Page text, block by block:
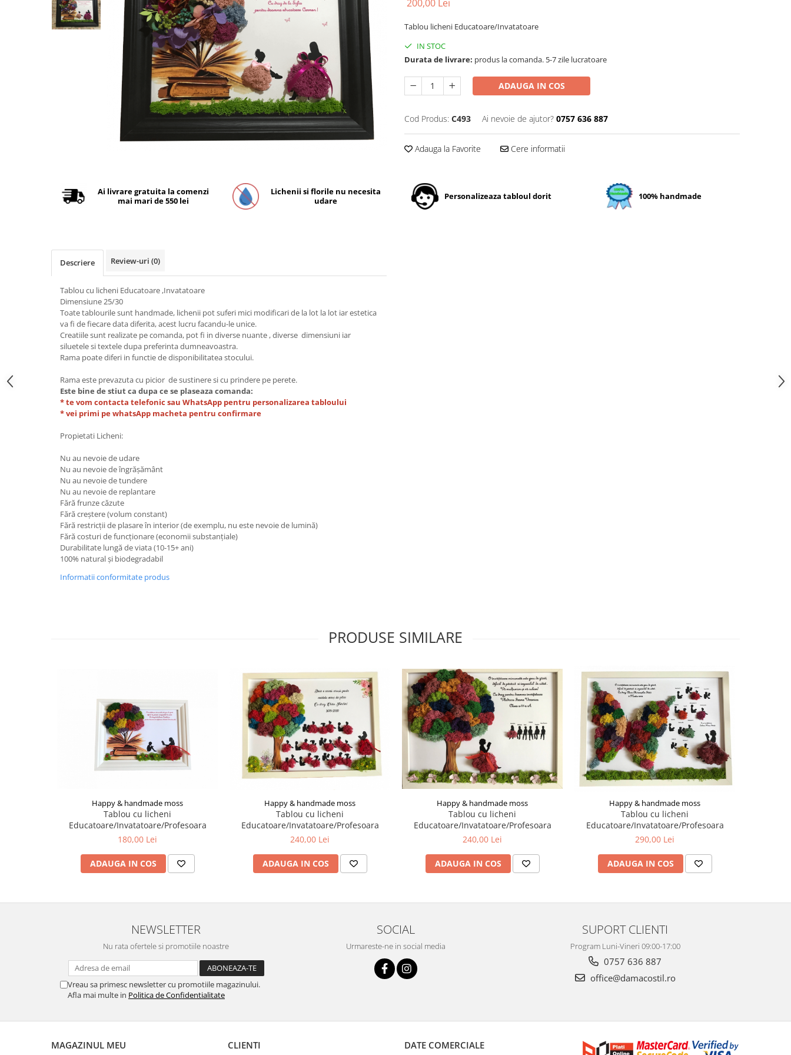
Tablou licheni pentru Barbati
Tablouri cu licheni pe canvas
Tablouri cu licheni pentru Nasi si
Facebook
200,00 Lei
Tablou licheni Educatoare/Invatatoare
IN STOC
Durata de livrare: produs la comanda. 5-7 zile lucratoare
ADAUGA IN COS
Cod Produs: C493 Ai nevoie de ajutor? 0757 636 887
Adauga la Favorite Cere informatii
Ai livrare gratuita la comenzi
mai mari de 550 lei
Lichenii si florile nu necesita
udare
Personalizeaza tabloul dorit 100% handmade
Descriere Review-uri (0)
Tablou cu licheni Educatoare ,Invatatoare
Dimensiune 25/30
Toate tablourile sunt handmade, lichenii pot suferi mici modificari de la lot la lot iar estetica
va fi de fiecare data diferita, acest lucru facandu-le unice.
Creatiile sunt realizate pe comanda, pot fi in diverse nuante , diverse dimensiuni iar
siluetele si textele dupa preferinta dumneavoastra.
Rama poate diferi in functie de disponibilitatea stocului.
Rama este prevazuta cu picior de sustinere si cu prindere pe perete.
Este bine de stiut ca dupa ce se plaseaza comanda:
* te vom contacta telefonic sau WhatsApp pentru personalizarea tabloului
* vei primi pe whatsApp macheta pentru confirmare
Propietati Licheni:
Nu au nevoie de udare
Nu au nevoie de îngrășământ
Nu au nevoie de tundere
Nu au nevoie de replantare
Fără frunze căzute
Fără creștere (volum constant)
Fără restricții de plasare în interior (de exemplu, nu este nevoie de lumină)
Fără costuri de funcționare (economii substanțiale)
Durabilitate lungă de viata (10-15+ ani)
100% natural și biodegradabil
Informatii conformitate produs
PRODUSE SIMILARE
Happy & handmade moss
Tablou cu licheni
Educatoare/Invatatoare/Profesoara
180,00 Lei
ADAUGA IN COS
Happy & handmade moss
Tablou cu licheni
Educatoare/Invatatoare/Profesoara
240,00 Lei
ADAUGA IN COS
Happy & handmade moss
Tablou cu licheni
Educatoare/Invatatoare/Profesoara
240,00 Lei
ADAUGA IN COS
Happy & handmade moss
Tablou cu licheni
Educatoare/Invatatoare/Profesoara
290,00 Lei
ADAUGA IN COS
NEWSLETTER
Nu rata ofertele si promotiile noastre
Vreau sa primesc newsletter cu promotiile magazinului.
Afla mai multe in Politica de Confidentialitate
SOCIAL
Urmareste-ne in social media
SUPORT CLIENTI
Program Luni-Vineri 09:00-17:00
0757 636 887
office@damacostil.ro
MAGAZINUL MEU CLIENTI DATE COMERCIALE